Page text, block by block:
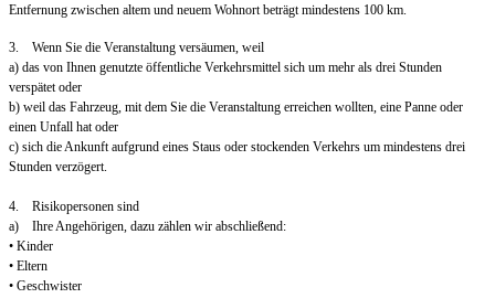
Entfernung zwischen altem und neuem Wohnort beträgt mindestens 100 km.
3. Wenn Sie die Veranstaltung versäumen, weil
a) das von Ihnen genutzte öffentliche Verkehrsmittel sich um mehr als drei Stunden
verspätet oder
b) weil das Fahrzeug, mit dem Sie die Veranstaltung erreichen wollten, eine Panne oder
einen Unfall hat oder
c) sich die Ankunft aufgrund eines Staus oder stockenden Verkehrs um mindestens drei
Stunden verzögert.
4. Risikopersonen sind
a) Ihre Angehörigen, dazu zählen wir abschließend:
• Kinder
• Eltern
• Geschwister